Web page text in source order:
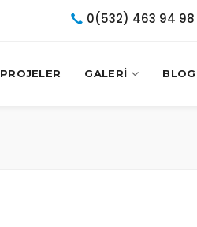
0(532) 463 94 98
PROJELER GALERİ